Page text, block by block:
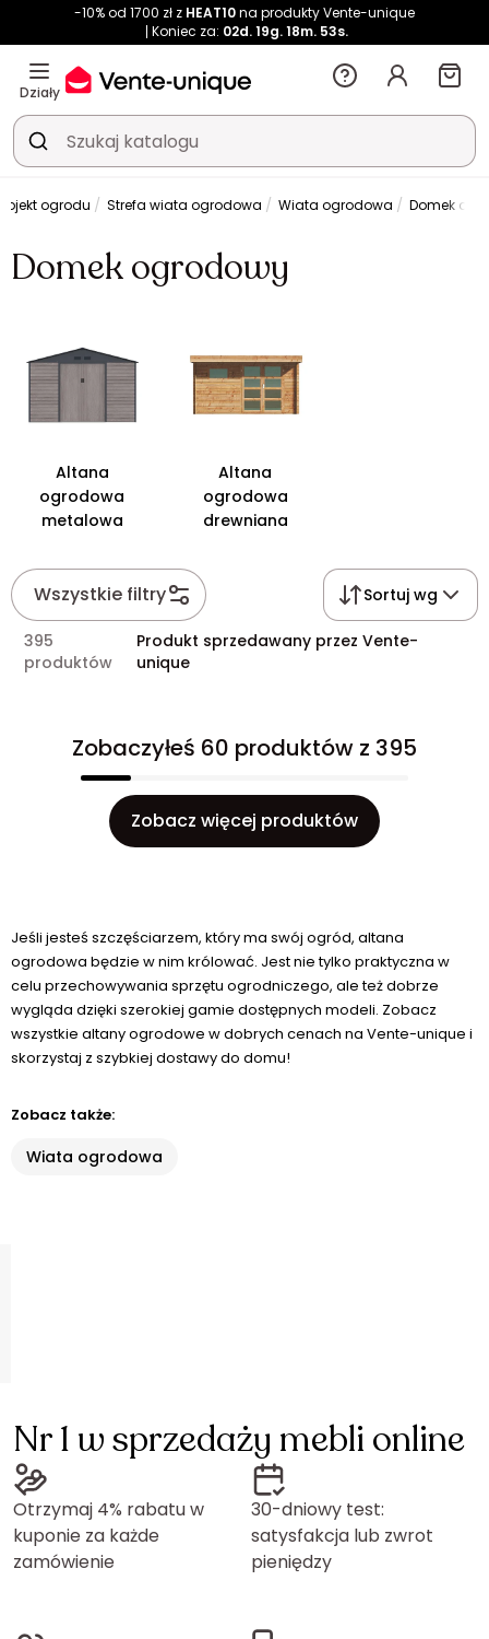
-10% od 1700 zł z HEAT10na produkty Vente-unique
Koniec za: 02d.19g.18m. 52s.
Działy
ogrodu Strefa wiata ogrodowa Wiata ogrodowa Domek
Domek ogrodowy
Altana
ogrodowa
metalowa
Altana
ogrodowa
drewniana
Wszystkie filtry Sortuj wg
395
produktów
Produkt sprzedawany przez Vente-
unique
Zobaczyłeś 60 produktów z 395
Zobacz więcej produktów
Jeśli jesteś szczęściarzem, który ma swój ogród, altana
ogrodowa będzie w nim królować. Jest nie tylko praktyczna w
celu przechowywania sprzętu ogrodniczego, ale też dobrze
wygląda dzięki szerokiej gamie dostępnych modeli. Zobacz
wszystkie altany ogrodowe w dobrych cenach na Vente-unique i
skorzystaj z szybkiej dostawy do domu!
Zobacz także:
Wiata ogrodowa
Nr 1 w sprzedaży mebli online
Otrzymaj 4% rabatu w
kuponie za każde
zamówienie
30-dniowy test:
satysfakcja lub zwrot
pieniędzy